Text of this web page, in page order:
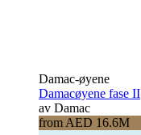
Damac-øyene
Damacøyene fase II
av Damac
from AED 16.6M